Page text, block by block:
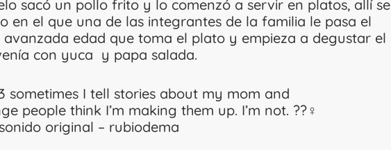
sacó un pollo frito y lo comenzó a servir en platos, allí se
en el que una de las integrantes de la familia le pasa el
edad que toma el plato y empieza a degustar el
con yuca y papa salada.
sometimes I tell stories about my mom and
people think I’m making them up. I’m not. ??‍♀️
original – rubiodema